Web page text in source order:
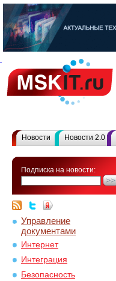
Новости Новости 2.0
Подписка на новости:
Управление
документами
Интернет
Интеграция
Безопасность